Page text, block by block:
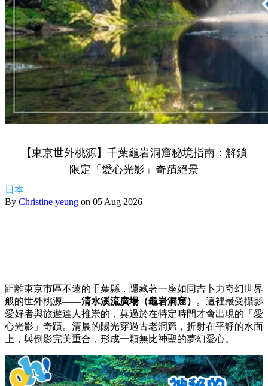
【東京世外桃源】千葉龜岩洞窟秘境指南：解鎖
限定「愛心光影」奇蹟絕景
日本
By Christine yeung on 05 Aug 2026
距離東京市區不遠的千葉縣，隱藏著一座如同吉卜力奇幻世界
般的世外桃源——清水溪流廣場（龜岩洞窟） 。這裡最受攝影
愛好者與旅遊達人推崇的，莫過於在特定時間才會出現的「愛
心光影」奇蹟。清晨的陽光穿過古老洞窟，折射在平靜的水面
上，與倒影完美重合，形成一顆無比神聖的夢幻愛心。